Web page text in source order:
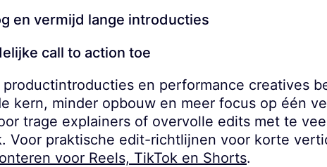
en vermijd lange introducties
call to action toe
productintroducties en performance creatives
kern, minder opbouw en meer focus op één
trage explainers of overvolle edits met te
Voor praktische edit-richtlijnen voor korte
voor Reels, TikTok en Shorts.